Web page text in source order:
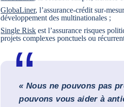
GlobaLiner, l’assurance-crédit sur-
développement des multinationales ;
Single Risk est l’assurance risques
projets complexes ponctuels ou
« Nous ne pouvons pas
pouvons vous aider à